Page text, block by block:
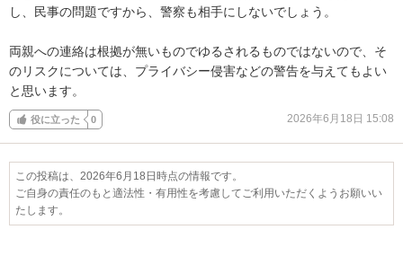
し、民事の問題ですから、警察も相手にしないでしょう。
両親への連絡は根拠が無いものでゆるされるものではないので、そ
のリスクについては、プライバシー侵害などの警告を与えてもよい
と思います。
役に立った 0 2026年6月18日 15:08
この投稿は、2026年6月18日時点の情報です。
ご自身の責任のもと適法性・有用性を考慮してご利用いただくようお願いい
たします。